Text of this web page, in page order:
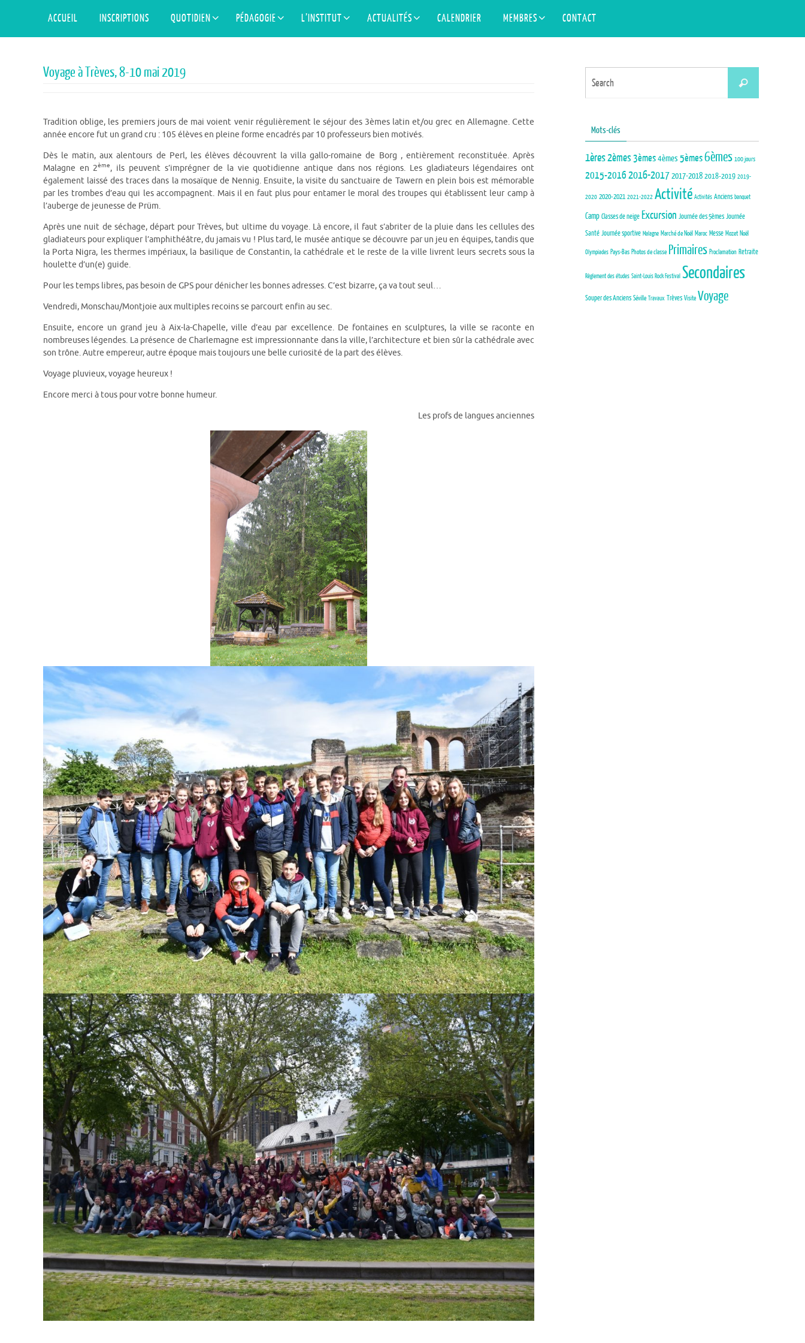
ACCUEIL INSCRIPTIONS QUOTIDIEN PÉDAGOGIE L’INSTITUT ACTUALITÉS CALENDRIER MEMBRES CONTACT
Voyage à Trèves, 8-10 mai 2019
Tradition oblige, les premiers jours de mai voient venir régulièrement le séjour des 3èmes latin et/ou grec en Allemagne. Cette
année encore fut un grand cru : 105 élèves en pleine forme encadrés par 10 professeurs bien motivés.
Dès le matin, aux alentours de Perl, les élèves découvrent la villa gallo-romaine de Borg , entièrement reconstituée. Après
Malagne en 2ème, ils peuvent s’imprégner de la vie quotidienne antique dans nos régions. Les gladiateurs légendaires ont
également laissé des traces dans la mosaïque de Nennig. Ensuite, la visite du sanctuaire de Tawern en plein bois est mémorable
par les trombes d’eau qui les accompagnent. Mais il en faut plus pour entamer le moral des troupes qui établissent leur camp à
l’auberge de jeunesse de Prüm.
Après une nuit de séchage, départ pour Trèves, but ultime du voyage. Là encore, il faut s’abriter de la pluie dans les cellules des
gladiateurs pour expliquer l’amphithéâtre, du jamais vu ! Plus tard, le musée antique se découvre par un jeu en équipes, tandis que
la Porta Nigra, les thermes impériaux, la basilique de Constantin, la cathédrale et le reste de la ville livrent leurs secrets sous la
houlette d’un(e) guide.
Pour les temps libres, pas besoin de GPS pour dénicher les bonnes adresses. C’est bizarre, ça va tout seul…
Vendredi, Monschau/Montjoie aux multiples recoins se parcourt enfin au sec.
Ensuite, encore un grand jeu à Aix-la-Chapelle, ville d’eau par excellence. De fontaines en sculptures, la ville se raconte en
nombreuses légendes. La présence de Charlemagne est impressionnante dans la ville, l’architecture et bien sûr la cathédrale avec
son trône. Autre empereur, autre époque mais toujours une belle curiosité de la part des élèves.
Voyage pluvieux, voyage heureux !
Encore merci à tous pour votre bonne humeur.
Les profs de langues anciennes
Search
Mots-clés
1ères2èmes 3èmes4èmes 5èmes6èmes 100 jours
2015-2016 2016-2017 2017-2018 2018-2019 2019-
2020 2020-2021 2021-2022 Activité Activités Anciens banquet
Camp Classes de neige Excursion Journée des 5èmes Journée
Santé Journée sportive Malagne Marché de Noël Maroc Messe Mozet Noël
Olympiades Pays-Bas Photos de classe Primaires Proclamation Retraite
Règlement des études Saint-Louis Rock Festival Secondaires
Souper des Anciens Séville Travaux Trèves Visite Voyage